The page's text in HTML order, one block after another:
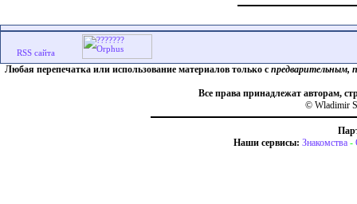
Любая перепечатка или использование материалов только с предварительным,
Все права принадлежат авторам,
© Wladimir
Наши сервисы: Знакомства -